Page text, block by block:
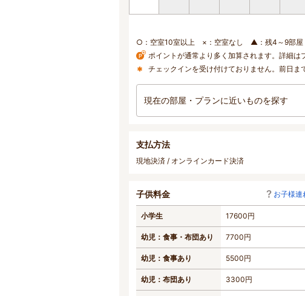
○：空室10室以上 ×：空室なし ▲：残4～9部
ポイントが通常より多く加算されます。詳細は
チェックインを受け付けておりません。前日ま
現在の部屋・プランに近いものを探す
支払方法
現地決済 / オンラインカード決済
子供料金 お子様連
小学生 17600円
幼児：食事・布団あり 7700円
幼児：食事あり 5500円
幼児：布団あり 3300円